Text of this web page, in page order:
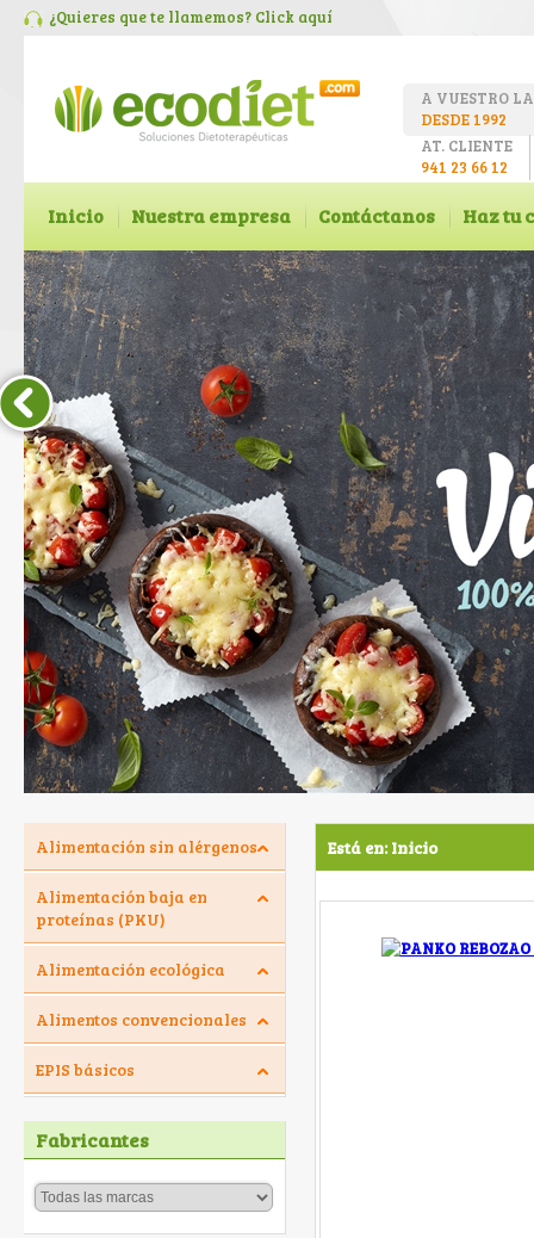
¿Quieres que te llamemos? Click aquí
A VUESTRO
DESDE 1992
AT. CLIENTE
941 23 66 12
Inicio Nuestra empresa Contáctanos Haz tu
Alimentación sin alérgenos
Alimentación baja en
proteínas (PKU)
Alimentación ecológica
Alimentos convencionales
EPIS básicos
Fabricantes
Está en:Inicio